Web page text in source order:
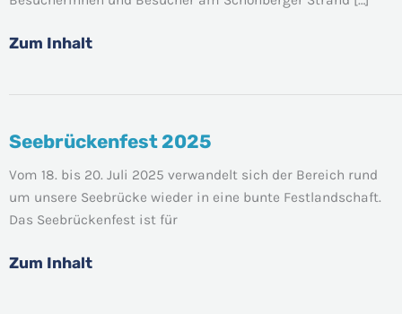
Zum Inhalt
Seebrückenfest 2025
Vom 18. bis 20. Juli 2025 verwandelt sich der Bereich rund
um unsere Seebrücke wieder in eine bunte Festlandschaft.
Das Seebrückenfest ist für
Seebrückenfest
Zum Inhalt